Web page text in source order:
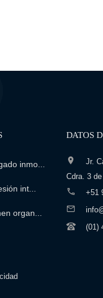
inmo...
int...
organ...
DATOS
Jr.
Cdra. 3
+51
(01)